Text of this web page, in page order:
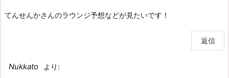
てんせんかさんのラウンジ予想などが見たいです！
返信
Nukkato
より: